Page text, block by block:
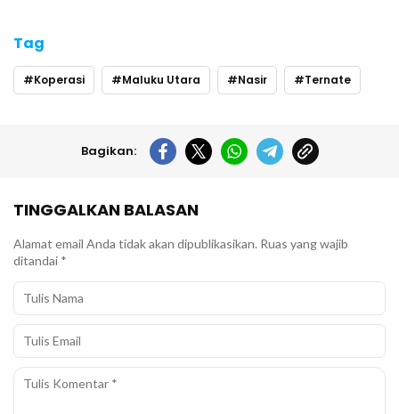
Tag
Koperasi Maluku Utara Nasir Ternate
Bagikan:
TINGGALKAN BALASAN
Alamat email Anda tidak akan dipublikasikan. Ruas yang wajib
ditandai *